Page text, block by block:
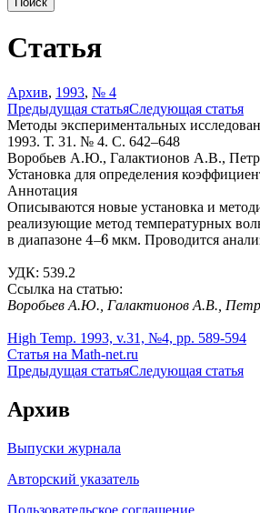
Статья
Архив, 1993, № 4
Предыдущая статьяСледующая статья
Методы экспериментальных
1993. Т. 31. № 4. С. 642–648
Воробьев А.Ю., Галактионов А.В.,
Установка для определения
Аннотация
Описываются новые установка и
реализующие метод температурных
в диапазоне 4
4–6
6 мкм. Проводится
УДК: 539.2
Ссылка на статью:
Воробьев А.Ю., Галактионов А.В.,
High Temp. 1993, v.31, №4, pp. 589-594
Статья на Math-net.ru
Предыдущая статьяСледующая статья
Архив
Выпуски журнала
Авторский указатель
Пользовательское соглашение